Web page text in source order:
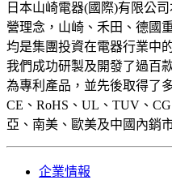
日本山崎電器(國際)有限公
營理念，山崎、禾田、德國
均是集團投資在電器行業中
我們成功研製及開發了過百
為專利產品，並先後取得了
CE、RoHS、UL、TUV、
亞、南美、歐美及中國內銷
企業情報